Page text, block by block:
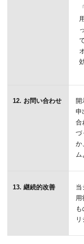
12. お問い合わせ
開
申
合
づ
か
ム
13. 継続的改善
当
用